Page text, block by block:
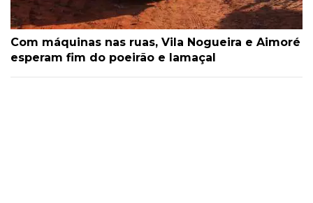
Com máquinas nas ruas, Vila Nogueira e Aimoré
esperam fim do poeirão e lamaçal